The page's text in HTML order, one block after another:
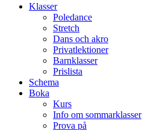
Klasser
Poledance
Stretch
Dans och akro
Privatlektioner
Barnklasser
Prislista
Schema
Boka
Kurs
Info om sommarklasser
Prova på